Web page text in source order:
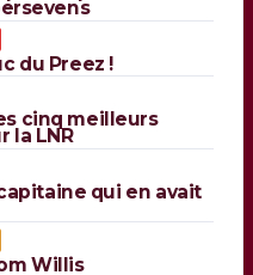
du Preez !
cinq meilleurs
la LNR
qui en avait
Willis